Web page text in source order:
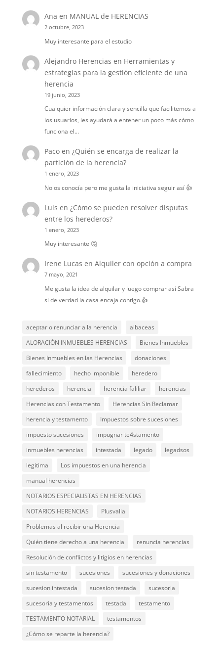
Ana en MANUAL de HERENCIAS
2 octubre, 2023
Muy interesante para el estudio
Alejandro Herencias en Herramientas y
estrategias para la gestión eficiente de una
herencia
19 junio, 2023
Cualquier información clara y sencilla que facilitemos a
los usuarios, les ayudará a entener un poco más cómo
funciona el…
Paco en¿Quién se encarga de realizar la
partición de la herencia?
1 enero, 2023
No os conocía pero me gusta la iniciativa seguir así 👍
Luis en¿Cómo se pueden resolver disputas
entre los herederos?
1 enero, 2023
Muy interesante 🤔
Irene Lucas enAlquiler con opción a compra
7 mayo, 2021
Me gusta la idea de alquilar y luego comprar así Sabra
si de verdad la casa encaja contigo.👍
aceptar o renunciar a la herencia
albaceas
ALORACIÓN INMUEBLES HERENCIAS
Bienes Inmuebles
Bienes Inmuebles en las Herencias
donaciones
fallecimiento
hecho imponible
heredero
herederos
herencia herencia faliliar
herencias
Herencias con Testamento
Herencias Sin Reclamar
herencia y testamento
Impuestos sobre sucesiones
impuesto sucesiones
impugnar te4stamento
inmuebles herencias
intestada legado
legadsos
legitima
Los impuestos en una herencia
manual herencias
NOTARIOS ESPECIALISTAS EN HERENCIAS
NOTARIOS HERENCIAS
Plusvalia
Problemas al recibir una Herencia
Quién tiene derecho a una herencia
renuncia herencias
Resolución de conflictos y litigios en herencias
sin testamento
sucesiones
sucesiones y donaciones
sucesion intestada
sucesion testada
sucesoria
sucesoria y testamentos
testada
testamento
TESTAMENTO NOTARIAL
testamentos
¿Cómo se reparte la herencia?